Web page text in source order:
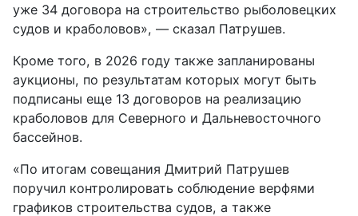
уже 34 договора на строительство рыболовецких
судов и краболовов», — сказал Патрушев.
Кроме того, в 2026 году также запланированы
аукционы, по результатам которых могут быть
подписаны еще 13 договоров на реализацию
краболовов для Северного и Дальневосточного
бассейнов.
«По итогам совещания Дмитрий Патрушев
поручил контролировать соблюдение верфями
графиков строительства судов, а также